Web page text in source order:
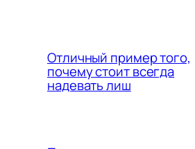
Отличный пример того,
почему стоит всегда
надевать лиш